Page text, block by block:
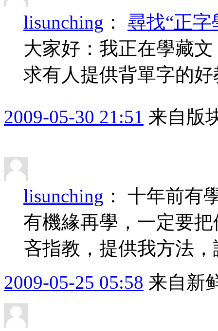
lisunching ： 尋找“正字
大家好：我正在學藏
求有人提供背單字的
2009-05-30 21:51 来自版
lisunching ： 十年前有
有機緣再學，一定要
吝指教，提供我方法
2009-05-25 05:58 来自新